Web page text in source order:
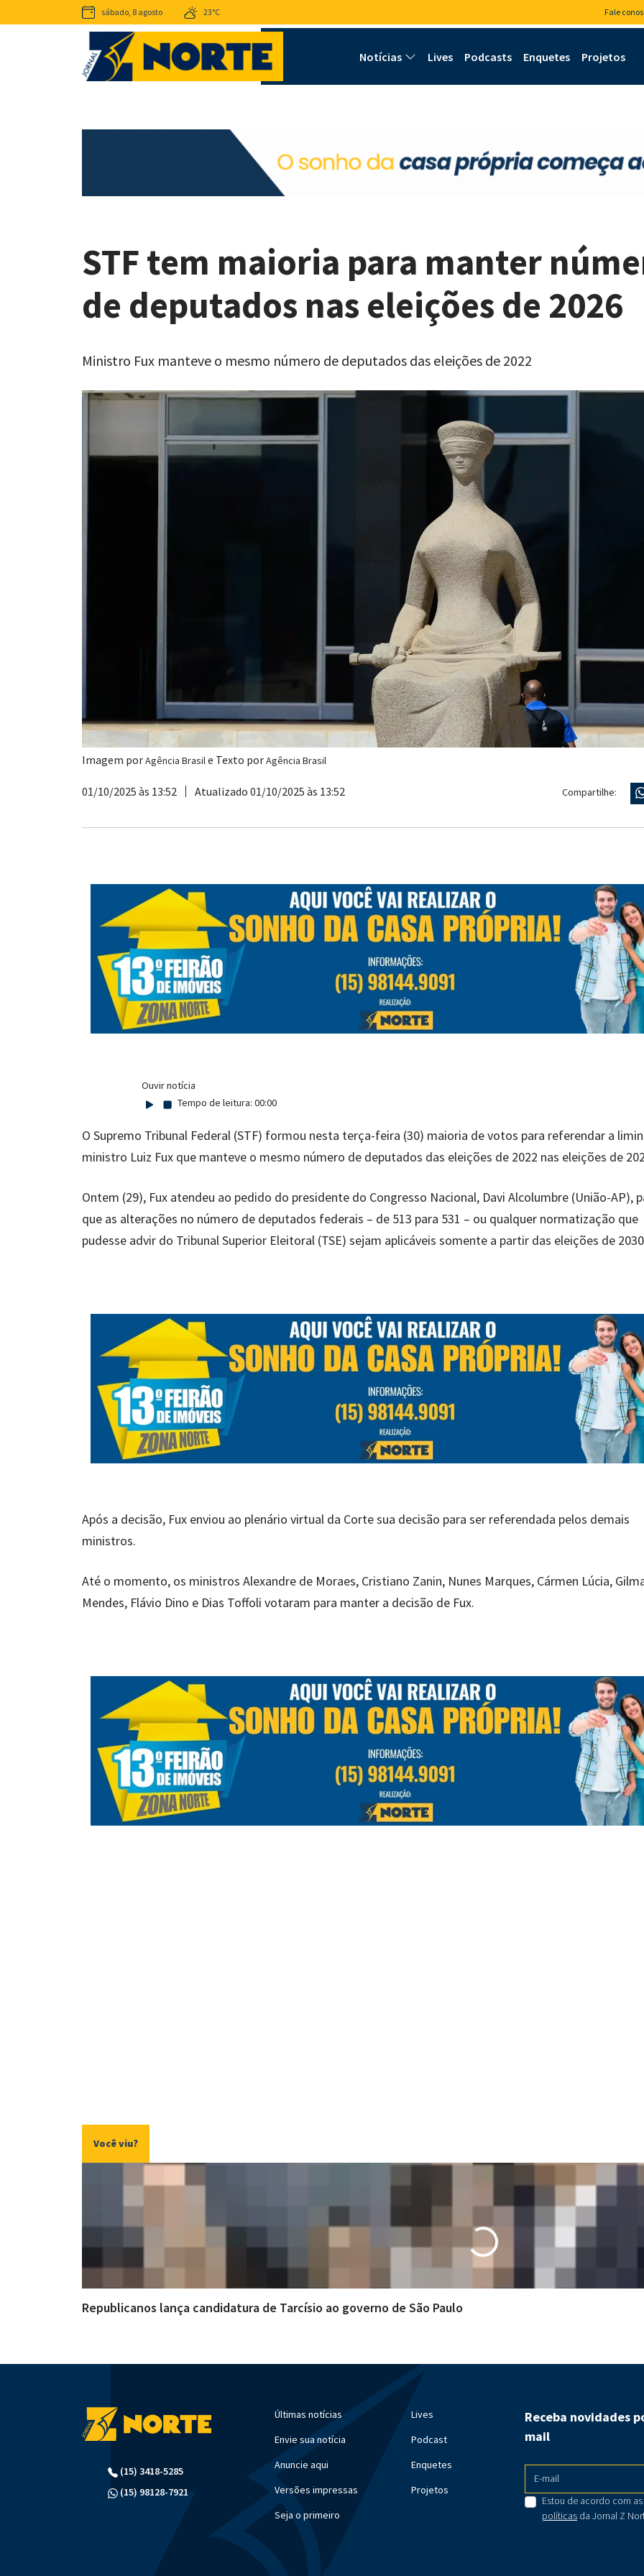
sábado, 8 agosto 23°C Fale
Notícias Lives Podcasts Enquetes Projetos
STF tem maioria para manter
de deputados nas eleições de 2026
Ministro Fux manteve o mesmo número de deputados das eleições de 2022
Imagem porAgência Brasile Texto porAgência Brasil
01/10/2025 às 13:52 Atualizado 01/10/2025 às 13:52 Compartilhe:
Ouvir notícia
Tempo de leitura: 00:00
O Supremo Tribunal Federal (STF) formou nesta terça-feira (30) maioria de votos para referendar a
ministro Luiz Fux que manteve o mesmo número de deputados das eleições de 2022 nas eleições de
Ontem (29), Fux atendeu ao pedido do presidente do Congresso Nacional, Davi Alcolumbre (União-AP),
que as alterações no número de deputados federais – de 513 para 531 – ou qualquer normatização que
pudesse advir do Tribunal Superior Eleitoral (TSE) sejam aplicáveis somente a partir das eleições de
Após a decisão, Fux enviou ao plenário virtual da Corte sua decisão para ser referendada pelos demais
ministros.
Até o momento, os ministros Alexandre de Moraes, Cristiano Zanin, Nunes Marques, Cármen Lúcia,
Mendes, Flávio Dino e Dias Toffoli votaram para manter a decisão de Fux.
Você viu?
Republicanos lança candidatura de Tarcísio ao governo de São Paulo
(15) 3418-5285
(15) 98128-7921
Últimas notícias
Envie sua notícia
Anuncie aqui
Versões impressas
Seja o primeiro
Lives
Podcast
Enquetes
Projetos
Receba novidades
mail
E-mail
Estou de acordo com as
políticas da Jornal Z